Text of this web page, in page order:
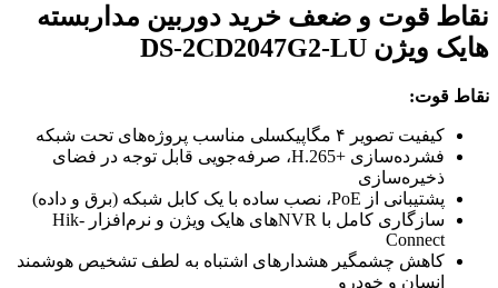
نقاط قوت و ضعف خرید دوربین مداربسته
هایک ویژن DS-2CD2047G2-LU
نقاط قوت:
کیفیت تصویر ۴ مگاپیکسلی مناسب پروژه‌های تحت شبکه
فشرده‌سازی H.265+‎، صرفه‌جویی قابل توجه در فضای
ذخیره‌سازی
پشتیبانی از PoE، نصب ساده با یک کابل شبکه (برق و داده)
سازگاری کامل با NVRهای هایک ویژن و نرم‌افزار Hik-
Connect
کاهش چشمگیر هشدارهای اشتباه به لطف تشخیص هوشمند
انسان و خودرو